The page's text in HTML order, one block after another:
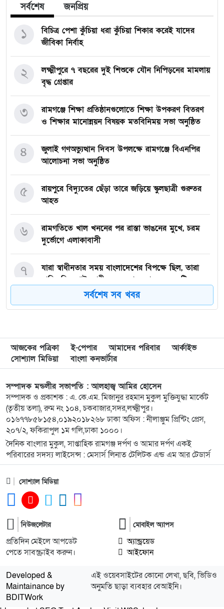
সর্বশেষ জনপ্রিয়
বিচিত্র পেশা কুঁচিয়া ধরা কুঁচিয়া শিকার করেই যাদের
জীবিকা নির্বাহ
১
লক্ষ্মীপুরে ৭ বছরের দুই শিশুকে যৌন নিপিড়নের মামলায়
বৃদ্ধ গ্রেপ্তার
২
রামগঞ্জে শিক্ষা প্রতিষ্ঠানগুলোতে শিক্ষা উপকরণ বিতরণ
ও শিক্ষার মানোন্নয়ন বিষয়ক মতবিনিময় সভা অনুষ্ঠিত
৩
জুলাই গণঅভ্যুত্থান দিবস উপলক্ষে রামগঞ্জে বিএনপির
আলোচনা সভা অনুষ্ঠিত
৪
রায়পুরে বিদ্যুতের ছেঁড়া তারে জড়িয়ে স্কুলছাত্রী গুরুতর
আহত
৫
রামগতিতে খাল খননের পর রাস্তা ভাঙনের মুখে, চরম
দুর্ভোগে এলাকাবাসী
৬
যারা স্বাধীনতার সময় বাংলাদেশের বিপক্ষে ছিল, তারা
নাসিরুদ্দিন পাটওয়ারীদের মতো বেয়াদবদের সৃষ্টি
করেছে: পানিসম্পদমন্ত্রী
৭
রামগঞ্জে বিএনপি নেতার মাদক সেবনের ভিডিও
ভাইরাল, দল থেকে অব্যাহতি
৯
লক্ষ্মীপুরে বেসরকারি হাসপাতাল ও ডায়াগনস্টিক সেন্টারে
অভিযান, দুই প্রতিষ্ঠানে জরিমানা
১০
একদল নিয়ে যায়, আরেকদল নিয়ে আসে মেঘনার চরে
চোর-ডাকাতের তান্ডব, দিশেহারা গরু-মহিষ মালিকরা!
১১
লক্ষ্মীপুরের রামগতিতে ইজারাদারের কাছে ঘাট হস্তান্তর
১২
নিচ্ছে না পুলিশ
১৩
আপত্তি স্থানীয়দের কৃষিজমি-সবুজে ঘেরা প্রকৃতিতে
১৪
রামগঞ্জে খাল কচুরিপানা ও ময়লায় পরিপূর্ণ পানি দূষিত
হয়ে ছড়াচ্ছে রোগ
১৫
সর্বশেষ সব খবর
আজকের পত্রিকা ই-পেপার আমাদের পরিবার
আর্কাইভ
সোশ্যাল মিডিয়া
বাংলা কনভার্টার
সম্পাদক মন্ডলীর সভাপতি : আলহাজ্ব আমির হোসেন
সম্পাদক ও প্রকাশক : এ. কে.এম. মিজানুর রহমান মুকুল মুক্তিযুদ্ধা মার্কেট
(তৃতীয় তলা), রুম নং ১০৪, চকবাজার,সদর,লক্ষ্মীপুর।
০১৬৭৭৮৫৮১৫৪,০১৯২০১৮২৬৮ ঢাকা অফিস : নীলাঞ্জুম প্রিন্টিং প্রেস,
২০৭/২, ফকিরাপুল ১ম গলি,ঢাকা ১০০০।
দৈনিক বাংলার মুকুল, সাপ্তাহিক রামগঞ্জ দর্পণ ও আমার দর্পণ একই
পরিবারের সদস্য লাইসেন্স : মেসার্স লিনাত টেলিটক এন্ড এম আর টেডার্স
সোশ্যাল মিডিয়া
নিউজলেটার
প্রতিদিন মেইলে আপডেট
পেতে সাবস্ক্রাইব করুন।
মোবাইল অ্যাপস
অ্যান্ড্রয়েড
আইফোন
Developed &
Maintainance by
BDITWork
এই ওয়েবসাইটের কোনো লেখা, ছবি, ভিডিও
অনুমতি ছাড়া ব্যবহার বেআইনি।